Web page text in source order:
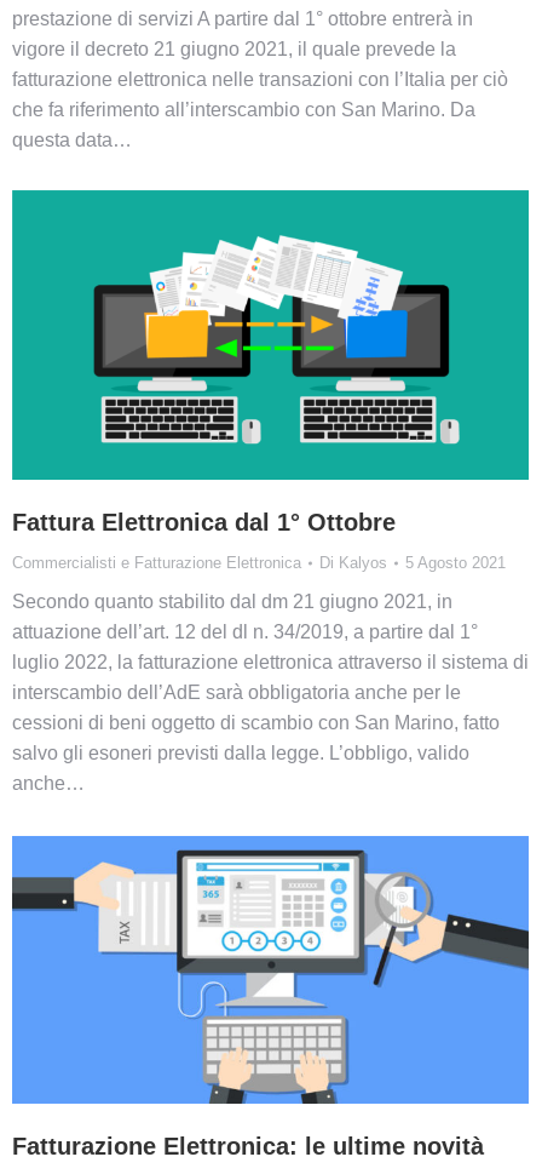
prestazione di servizi A partire dal 1° ottobre entrerà in
vigore il decreto 21 giugno 2021, il quale prevede la
fatturazione elettronica nelle transazioni con l’Italia per ciò
che fa riferimento all’interscambio con San Marino. Da
questa data…
Fattura Elettronica dal 1° Ottobre
Commercialisti e Fatturazione Elettronica Di Kalyos 5 Agosto 2021
Secondo quanto stabilito dal dm 21 giugno 2021, in
attuazione dell’art. 12 del dl n. 34/2019, a partire dal 1°
luglio 2022, la fatturazione elettronica attraverso il sistema di
interscambio dell’AdE sarà obbligatoria anche per le
cessioni di beni oggetto di scambio con San Marino, fatto
salvo gli esoneri previsti dalla legge. L’obbligo, valido
anche…
Fatturazione Elettronica: le ultime novità